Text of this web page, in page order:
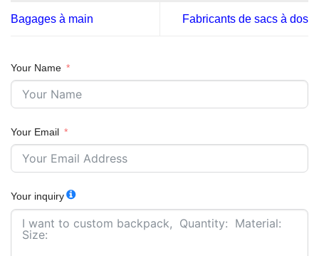
Bagages à main Fabricants de sacs à dos
Your Name
Your Email
Your inquiry